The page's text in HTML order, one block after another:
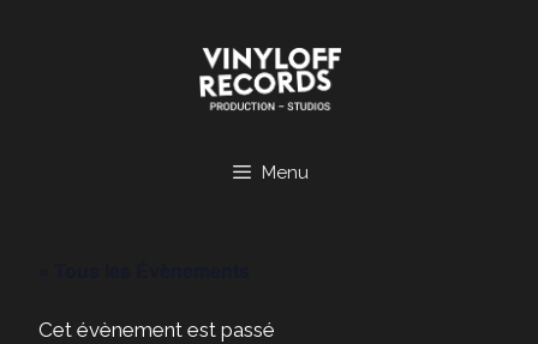
Menu
Cet évènement est passé